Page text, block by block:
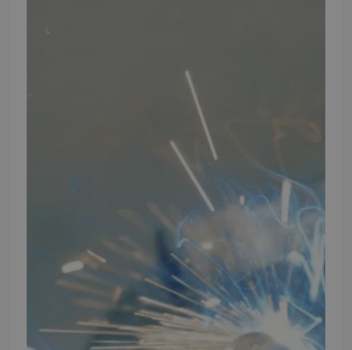
mm. skal du oplyse dit stelnummer eller registreringsnummer.
INFORMATION
TMP
Ansøg om at blive forhandler
Energiberegner
Artikler
TMP Historie
Cookie og Privatlivspolitik
Salgs- og leveringsbetingelser
Vores brands
Telefontider
Mandag - Torsdag
09:00 - 16:00